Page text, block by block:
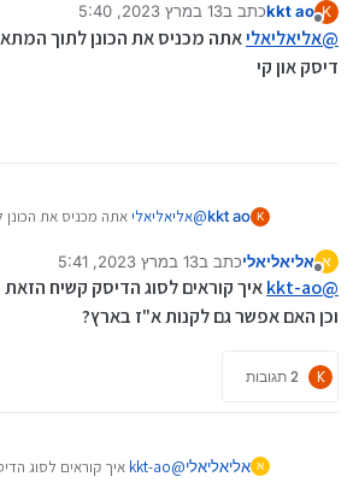
והאם בטוח שזה יעבוד?
תודה
K
מנותק
kkt aoכתב ב13 במרץ 2023, 5:40
נערך לאחרונה על ידי
@אליאליאלי
דיסק און קי
K
kkt ao
@אליאליאליאתה מכניס את
א
מנותק
אליאליאליכתב ב13 במרץ 2023, 5:41
נערך לאחרונה על ידי אליאליאלי
@
kkt-aoאיך קוראים לסוג הדיסק קשיח הזאת
וכן האם אפשר גם לקנות א"ז בארץ?
K 2 תגובות
א אליאליאלי@
kkt-ao איך קוראים לסוג